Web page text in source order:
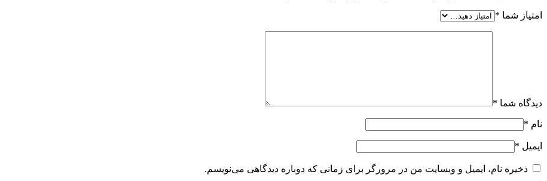
امتیاز شما *
دیدگاه شما *
نام *
ایمیل *
ذخیره نام، ایمیل و وبسایت من در مرورگر برای زمانی که دوباره دیدگاهی می‌نویسم.